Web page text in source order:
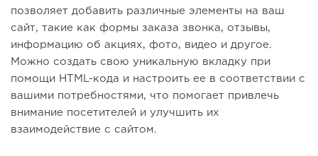
позволяет добавить различные элементы на ваш
сайт, такие как формы заказа звонка, отзывы,
информацию об акциях, фото, видео и другое.
Можно создать свою уникальную вкладку при
помощи HTML-кода и настроить ее в соответствии с
вашими потребностями, что помогает привлечь
внимание посетителей и улучшить их
взаимодействие с сайтом.